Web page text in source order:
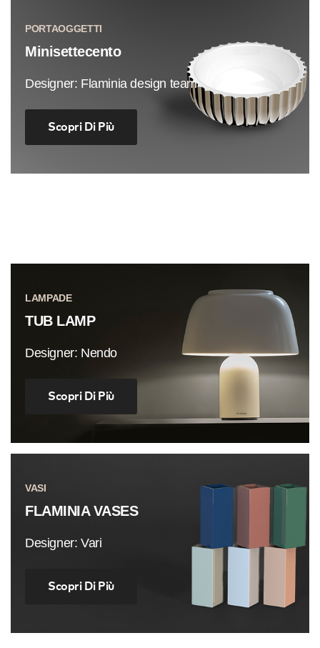
PORTAOGGETTI
Minisettecento
Designer: Flaminia design team
Scopri Di Più
LAMPADE
TUB LAMP
Designer: Nendo
Scopri Di Più
VASI
FLAMINIA VASES
Designer: Vari
Scopri Di Più